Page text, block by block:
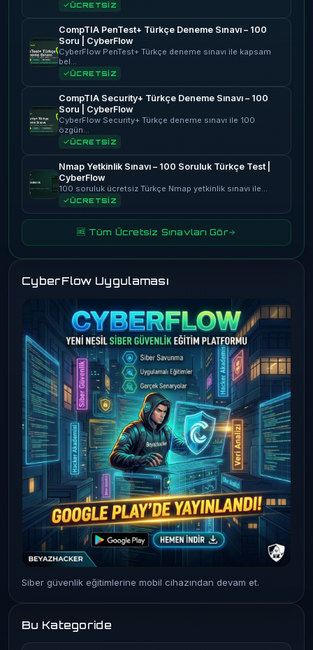
ÜCRETSİZ
CompTIA PenTest+ Türkçe Deneme Sınavı – 100
Soru | CyberFlow
CyberFlow PenTest+ Türkçe deneme sınavı ile kapsam
bel…
ÜCRETSİZ
CompTIA Security+ Türkçe Deneme Sınavı – 100
Soru | CyberFlow
CyberFlow Security+ Türkçe deneme sınavı ile 100
özgün…
ÜCRETSİZ
Nmap Yetkinlik Sınavı – 100 Soruluk Türkçe Test |
CyberFlow
100 soruluk ücretsiz Türkçe Nmap yetkinlik sınavı ile…
ÜCRETSİZ
🆓 Tüm Ücretsiz Sınavları Gör
CyberFlow Uygulaması
Siber güvenlik eğitimlerine mobil cihazından devam et.
Bu Kategoride